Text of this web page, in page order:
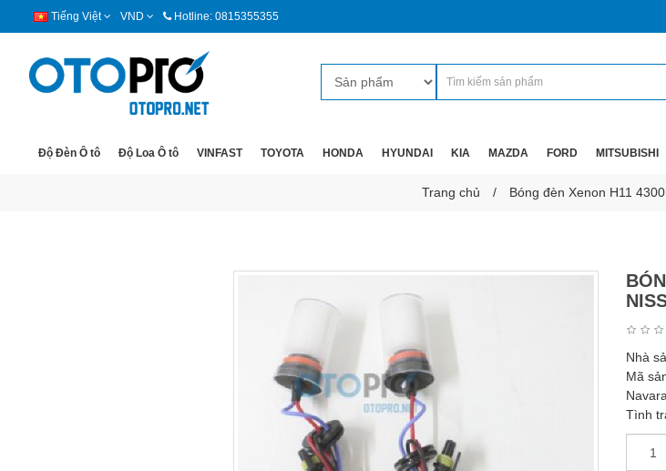
Tiếng Việt VND Hotline: 0815355355
Độ Đèn Ô tô Độ Loa Ô tô VINFAST TOYOTA HONDA HYUNDAI KIA MAZDA FORD MITSUBISHI
Trang chủ Bóng đèn Xenon H11
Nhà
Mã
Navara
Tình